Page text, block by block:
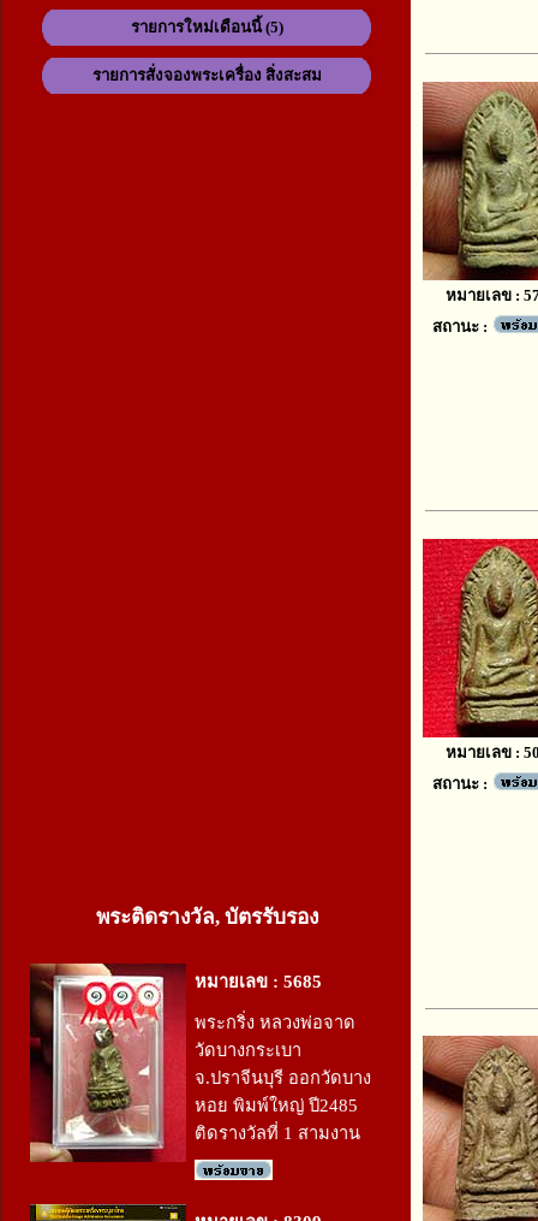
รายการใหม่เดือนนี้ (5)
รายการสั่งจองพระเครื่อง สิ่งสะสม
พระติดรางวัล, บัตรรับรอง
หมายเลข : 5685
พระกริ่ง หลวงพ่อจาด
วัดบางกระเบา
จ.ปราจีนบุรี ออกวัดบาง
หอย พิมพ์ใหญ่ ปี2485
ติดรางวัลที่ 1 สามงาน
หมายเลข :
สถานะ :
หมายเลข :
สถานะ :